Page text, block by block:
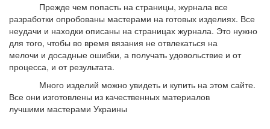
Прежде чем попасть на страницы, журнала все
разработки опробованы мастерами на готовых изделиях. Все
неудачи и находки описаны на страницах журнала. Это нужно
для того, чтобы во время вязания не отвлекаться на
мелочи и досадные ошибки, а получать удовольствие и от
процесса, и от результата.
Много изделий можно увидеть и купить на этом сайте.
Все они изготовлены из качественных материалов
лучшими мастерами Украины